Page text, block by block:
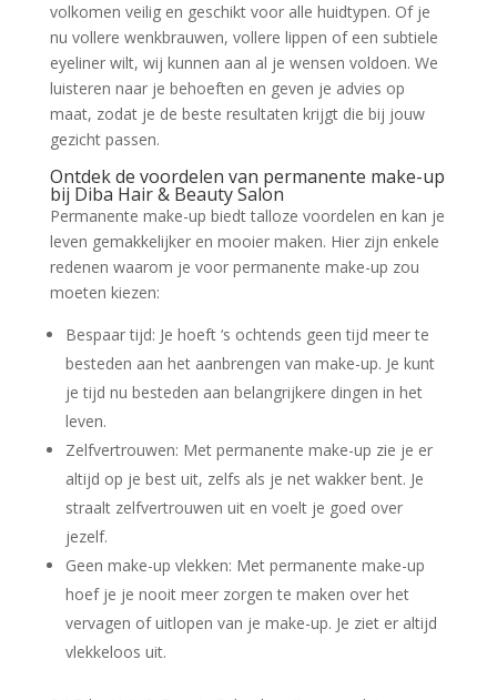
volkomen veilig en geschikt voor alle huidtypen. Of je
nu vollere wenkbrauwen, vollere lippen of een subtiele
eyeliner wilt, wij kunnen aan al je wensen voldoen. We
luisteren naar je behoeften en geven je advies op
maat, zodat je de beste resultaten krijgt die bij jouw
gezicht passen.
Ontdek de voordelen van permanente make-up
bij Diba Hair & Beauty Salon
Permanente make-up biedt talloze voordelen en kan je
leven gemakkelijker en mooier maken. Hier zijn enkele
redenen waarom je voor permanente make-up zou
moeten kiezen:
Bespaar tijd: Je hoeft ‘s ochtends geen tijd meer te
besteden aan het aanbrengen van make-up. Je kunt
je tijd nu besteden aan belangrijkere dingen in het
leven.
Zelfvertrouwen: Met permanente make-up zie je er
altijd op je best uit, zelfs als je net wakker bent. Je
straalt zelfvertrouwen uit en voelt je goed over
jezelf.
Geen make-up vlekken: Met permanente make-up
hoef je je nooit meer zorgen te maken over het
vervagen of uitlopen van je make-up. Je ziet er altijd
vlekkeloos uit.